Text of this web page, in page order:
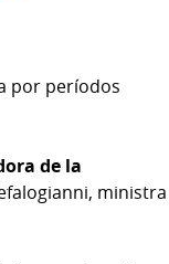
por períodos
de la
ministra